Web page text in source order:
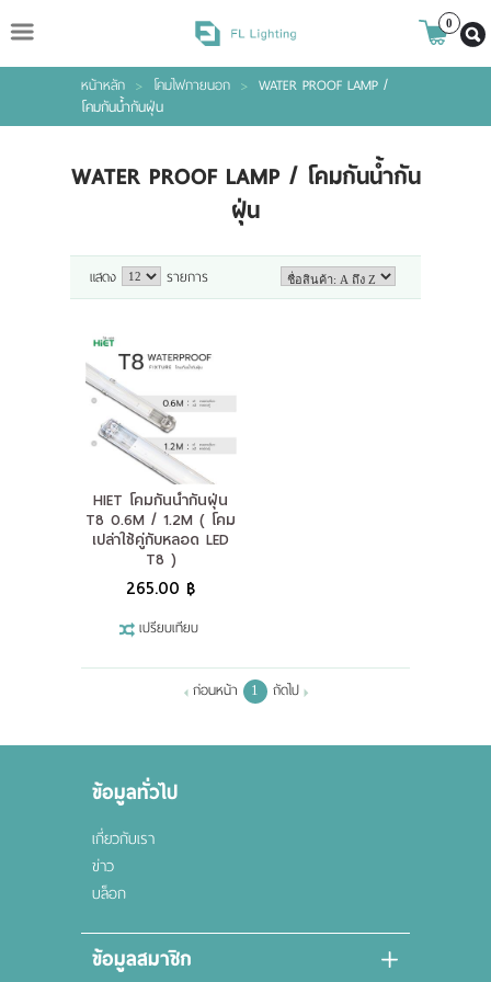
ไทย |ENGLISH
Login Register
Wishlist( 0 )
หน้าหลัก
ผลงานของเรา
ดาวน์โหลดแคตตาล็อค
ขอใบเสนอราคา
แจ้งชำระเงิน
ติดต่อเรา
0
หน้าหลัก > โคมไฟภายนอก > WATER PROOF LAMP /
โคมกันน้ำกันฝุ่น
WATER PROOF LAMP / โคมกันน้ำกัน
ฝุ่น
แสดง รายการ
HIET โคมกันน้ำกันฝุ่น
T8 0.6M / 1.2M ( โคม
เปล่าใช้คู่กับหลอด LED
T8 )
265.00 ฿
เปรียบเทียบ
ก่อนหน้า 1 ถัดไป
ข้อมูลทั่วไป
เกี่ยวกับเรา
ข่าว
บล็อก
ข้อมูลสมาชิก